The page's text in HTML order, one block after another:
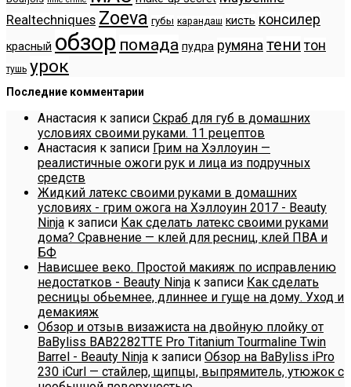
Realtechniques Zoeva губы карандаш кисть консилер
красный обзор помада пудра румяна тени тон
тушь урок
Последние комментарии
Анастасия к записи Скраб для губ в домашних
условиях своими руками. 11 рецептов
Анастасия к записи Грим на Хэллоуин —
реалистичные ожоги рук и лица из подручных
средств
Жидкий латекс своими руками в домашних
условиях - грим ожога на Хэллоуин 2017 - Beauty
Ninja к записи Как сделать латекс своими руками
дома? Сравнение — клей для ресниц, клей ПВА и
БФ
Нависшее веко. Простой макияж по исправлению
недостатков - Beauty Ninja к записи Как сделать
ресницы обьемнее, длиннее и гуще на дому. Уход и
демакияж
Обзор и отзыв визажиста на двойную плойку от
BaByliss BAB2282TTE Pro Titanium Tourmaline Twin
Barrel - Beauty Ninja к записи Обзор на BaByliss iPro
230 iCurl — стайлер, щипцы, выпрямитель, утюжок с